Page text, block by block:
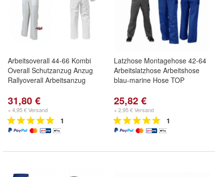
Arbeitsoverall 44-66 Kombi
Overall Schutzanzug Anzug
Rallyoverall Arbeitsanzug
31,80 €
+ 4,95 € Versand
1
Latzhose Montagehose 42-64
Arbeitslatzhose Arbeitshose
blau-marine Hose TOP
25,82 €
+ 2,95 € Versand
1